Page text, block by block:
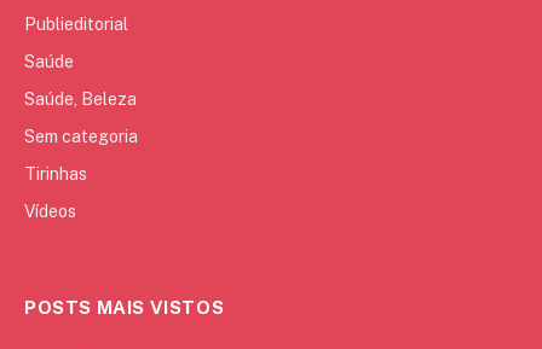
Publieditorial
Saúde
Saúde, Beleza
Sem categoria
Tirinhas
Vídeos
POSTS MAIS VISTOS